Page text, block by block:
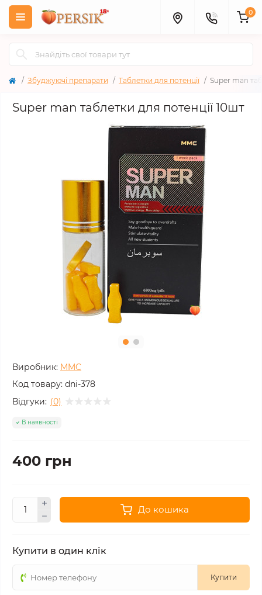
0
Збуджуючі препарати Таблетки для потенції Super man
Super man таблетки для потенції 10шт
Виробник: MMC
Код товару: dni-378
Відгуки: (0)
В наявності
400 грн
До кошика
Купити в один клік
Купити